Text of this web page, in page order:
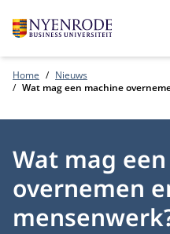
Home
Nieuws
Wat mag een machine
Wat mag
overnemen